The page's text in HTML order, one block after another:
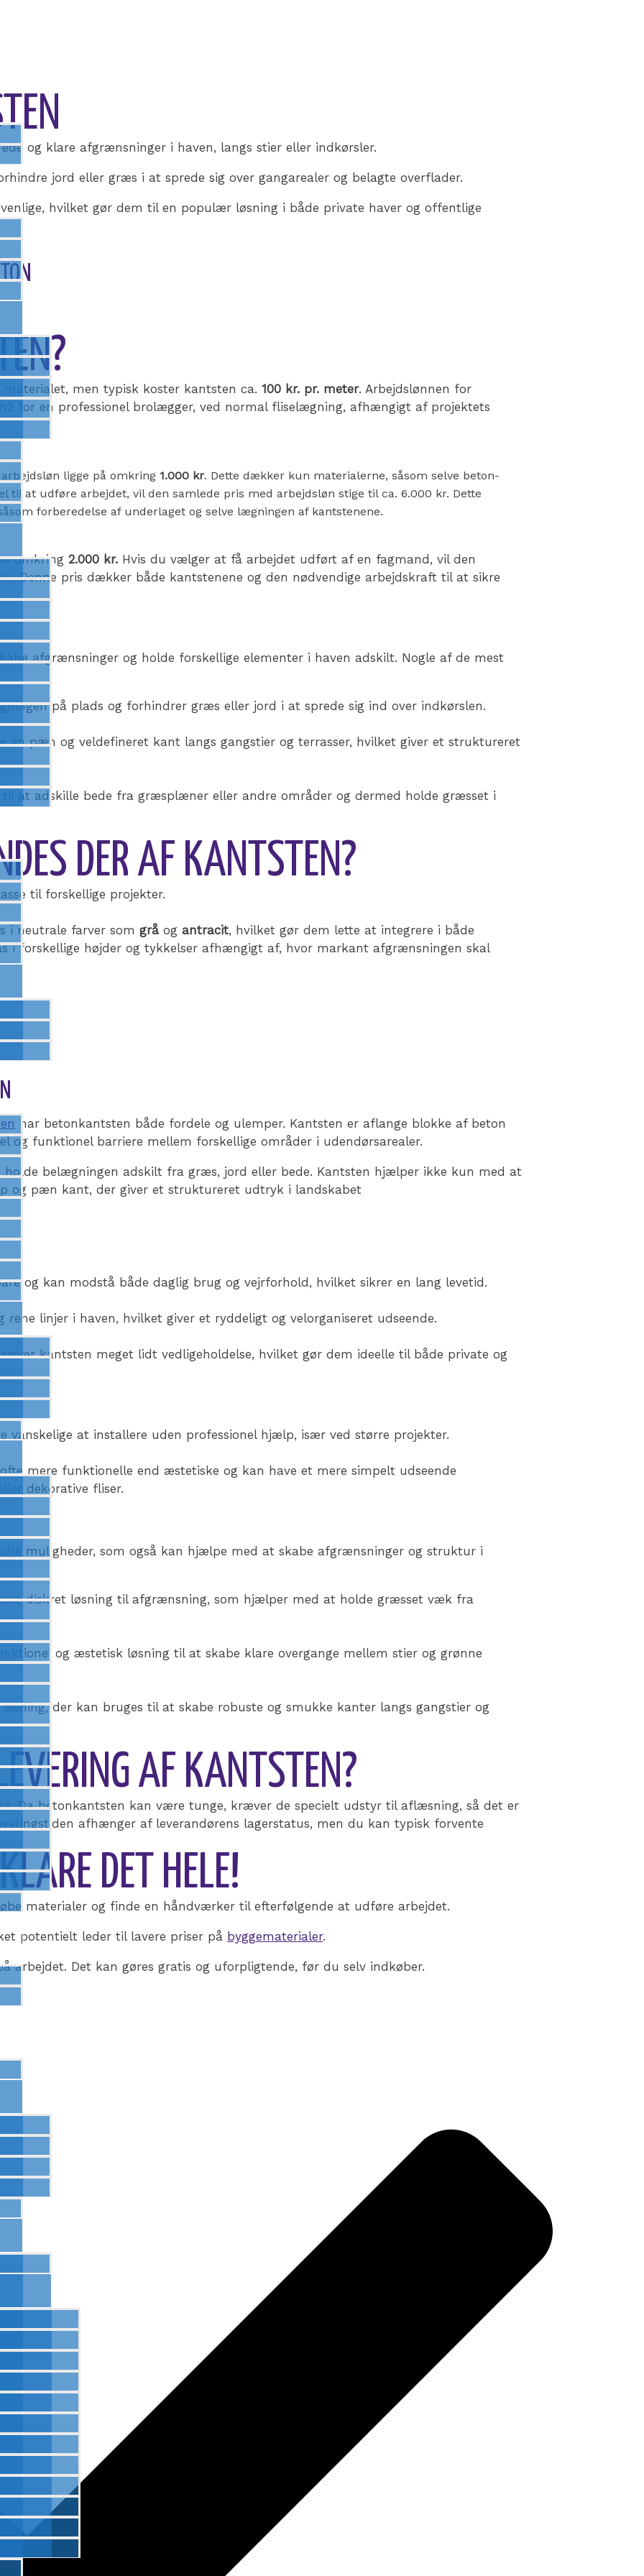
og klare afgrænsninger i haven, langs stier eller indkørsler.
jord eller græs i at sprede sig over gangarealer og belagte overflader.
hvilket gør dem til en populær løsning i både private haver og offentlige
men typisk koster kantsten ca. 100 kr. pr. meter. Arbejdslønnen for
for en professionel brolægger, ved normal fliselægning, afhængigt af projektets
ligge på omkring 1.000 kr. Dette dækker kun materialerne, såsom selve beton-
til at udføre arbejdet, vil den samlede pris med arbejdsløn stige til ca. 6.000 kr. Dette
forberedelse af underlaget og selve lægningen af kantstenene.
omkring 2.000 kr. Hvis du vælger at få arbejdet udført af en fagmand, vil den
Denne pris dækker både kantstenene og den nødvendige arbejdskraft til at sikre
afgrænsninger og holde forskellige elementer i haven adskilt. Nogle af de mest
på plads og forhindrer græs eller jord i at sprede sig ind over indkørslen.
en pæn og veldefineret kant langs gangstier og terrasser, hvilket giver et struktureret
til at adskille bede fra græsplæner eller andre områder og dermed holde græsset i
DER AF KANTSTEN?
til forskellige projekter.
i neutrale farver som grå og antracit, hvilket gør dem lette at integrere i både
i forskellige højder og tykkelser afhængigt af, hvor markant afgrænsningen skal
har betonkantsten både fordele og ulemper. Kantsten er aflange blokke af beton
og funktionel barriere mellem forskellige områder i udendørsarealer.
holde belægningen adskilt fra græs, jord eller bede. Kantsten hjælper ikke kun med at
og pæn kant, der giver et struktureret udtryk i landskabet
og kan modstå både daglig brug og vejrforhold, hvilket sikrer en lang levetid.
rene linjer i haven, hvilket giver et ryddeligt og velorganiseret udseende.
kantsten meget lidt vedligeholdelse, hvilket gør dem ideelle til både private og
vanskelige at installere uden professionel hjælp, især ved større projekter.
mere funktionelle end æstetiske og kan have et mere simpelt udseende
dekorative fliser.
muligheder, som også kan hjælpe med at skabe afgrænsninger og struktur i
diskret løsning til afgrænsning, som hjælper med at holde græsset væk fra
og æstetisk løsning til at skabe klare overgange mellem stier og grønne
der kan bruges til at skabe robuste og smukke kanter langs gangstier og
AF KANTSTEN?
Da betonkantsten kan være tunge, kræver de specielt udstyr til aflæsning, så det er
afhænger af leverandørens lagerstatus, men du kan typisk forvente
DET HELE!
materialer og finde en håndværker til efterfølgende at udføre arbejdet.
potentielt leder til lavere priser på byggematerialer.
arbejdet. Det kan gøres gratis og uforpligtende, før du selv indkøber.